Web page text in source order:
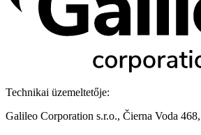
Technikai üzemeltetője:
Galileo Corporation s.r.o., Čierna Voda